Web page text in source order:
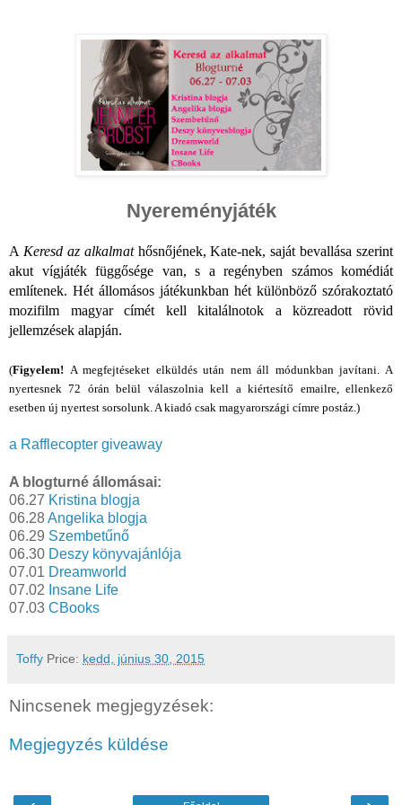
Nyereményjáték
A Keresd az alkalmat hősnőjének, Kate-nek, saját bevallása szerint
akut vígjáték függősége van, s a regényben számos komédiát
említenek. Hét állomásos játékunkban hét különböző szórakoztató
mozifilm magyar címét kell kitalálnotok a közreadott rövid
jellemzések alapján.
(Figyelem! A megfejtéseket elküldés után nem áll módunkban javítani. A
nyertesnek 72 órán belül válaszolnia kell a kiértesítő emailre, ellenkező
esetben új nyertest sorsolunk. A kiadó csak magyarországi címre postáz.)
a Rafflecopter giveaway
A blogturné állomásai:
06.27 Kristina blogja
06.28Angelika blogja
06.29 Szembetűnő
06.30 Deszy könyvajánlója
07.01 Dreamworld
07.02 Insane Life
07.03 CBooks
Toffy Price: kedd, június 30, 2015
Nincsenek megjegyzések:
Megjegyzés küldése